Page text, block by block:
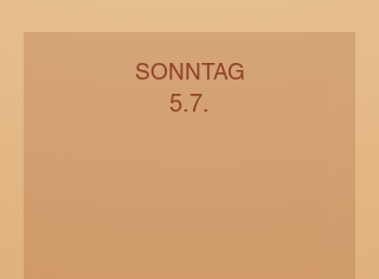
SONNTAG
5.7.